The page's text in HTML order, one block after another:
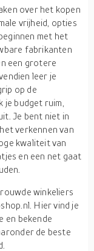
over het kopen
vrijheid, opties
met het
fabrikanten
een grotere
leer je
op de
budget ruim,
Je bent niet in
verkennen van
kwaliteit van
en een net gaat
winkeliers
Hier vind je
en bekende
de beste